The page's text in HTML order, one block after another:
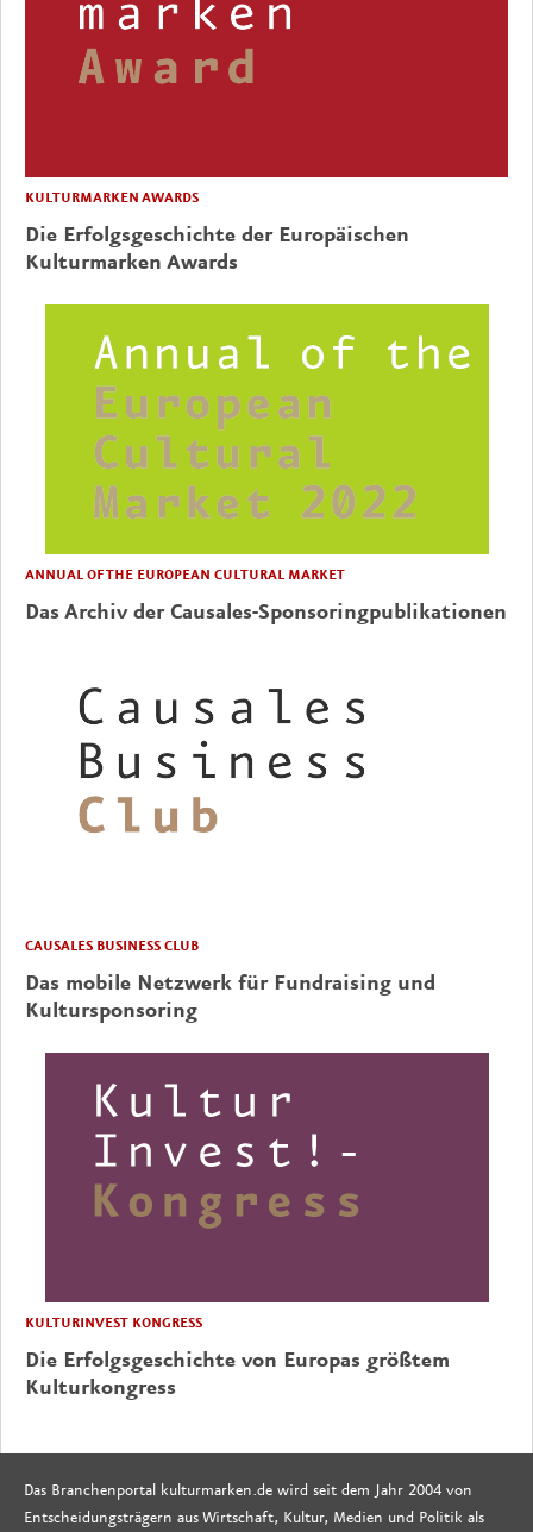
KULTURMARKEN AWARDS
Die Erfolgsgeschichte der Europäischen
Kulturmarken Awards
ANNUAL OF THE EUROPEAN CULTURAL MARKET
Das Archiv der Causales-Sponsoringpublikationen
CAUSALES BUSINESS CLUB
Das mobile Netzwerk für Fundraising und
Kultursponsoring
KULTURINVEST KONGRESS
Die Erfolgsgeschichte von Europas größtem
Kulturkongress
Das Branchenportal kulturmarken.de wird seit dem Jahr 2004 von
Entscheidungsträgern aus Wirtschaft, Kultur, Medien und Politik als